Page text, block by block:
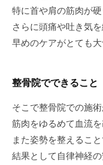
特に首や肩の筋肉が硬
さらに頭痛や吐き気
早めのケアがとても大
整骨院でできること
そこで整骨院での施術
筋肉をゆるめて血流を
また姿勢を整えるこ
結果として自律神経